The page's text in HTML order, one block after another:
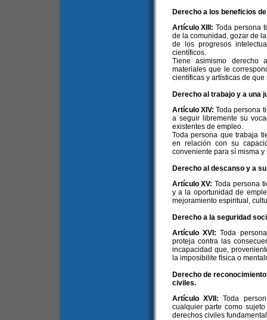
Derecho a los beneficios
Artículo XIII:Toda persona
de la comunidad, gozar de
de los progresos
científicos.
Tiene asimismo
materiales que le
científicas y artísticas de que
Derecho al trabajo y a una
Artículo XIV:Toda persona
a seguir libremente su
existentes de empleo.
Toda persona que trabaja
en relación con su
conveniente para sí misma y
Derecho al descanso y a
Artículo XV:Toda persona
y a la oportunidad de
mejoramiento espiritual,
Derecho a la seguridad
Artículo XVI:Toda
proteja contra las
incapacidad que,
la imposibilite física o
Derecho de
civiles.
Artículo XVII:Toda
cualquier parte como
derechos civiles